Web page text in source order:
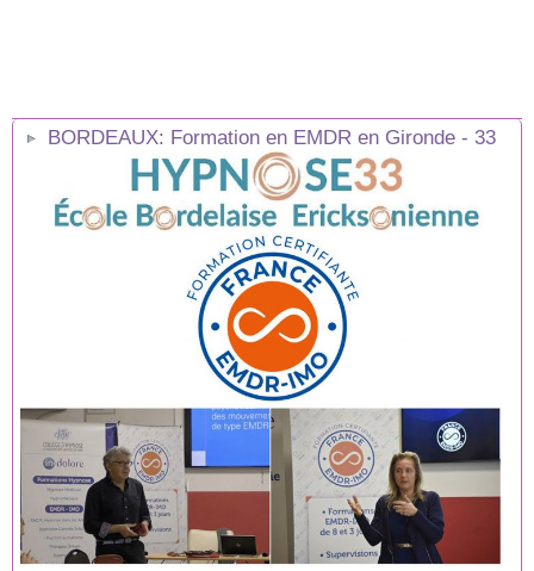
BORDEAUX: Formation en EMDR en Gironde - 33